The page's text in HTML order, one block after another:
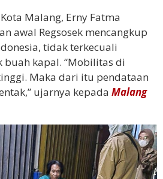
Malang, Erny Fatma
awal Regsosek mencangkup
tidak terkecuali
buah kapal. “Mobilitas di
Maka dari itu pendataan
ujarnya kepada Malang